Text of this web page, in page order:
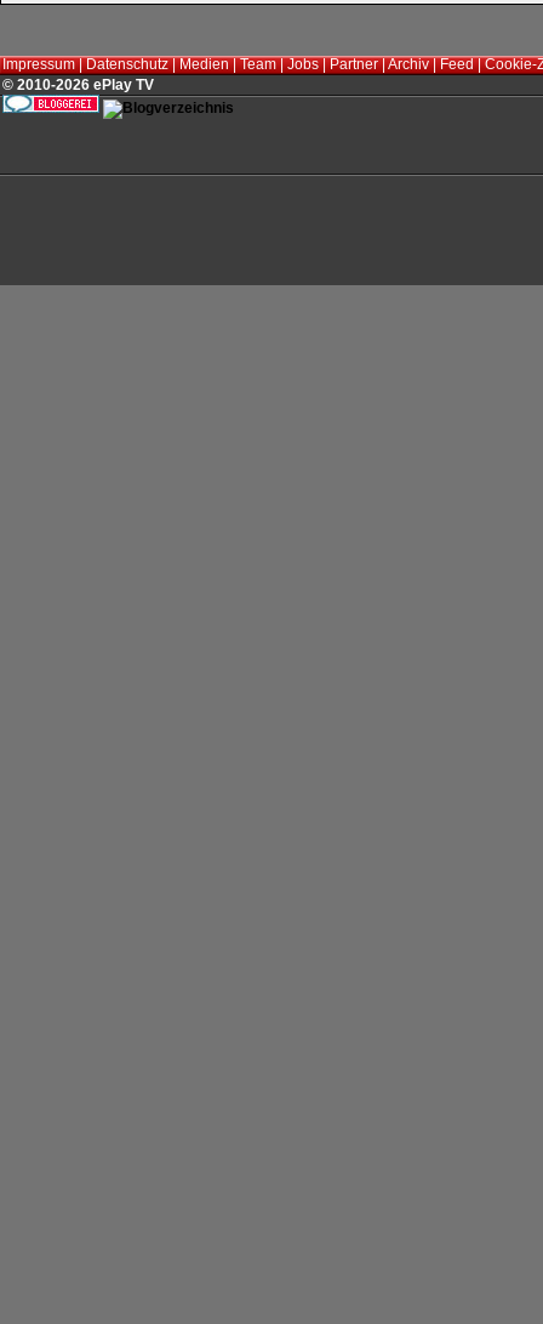
Impressum|Datenschutz|Medien|Team|Jobs|Partner|Archiv|Feed|Cookie-
© 2010-2026 ePlay TV